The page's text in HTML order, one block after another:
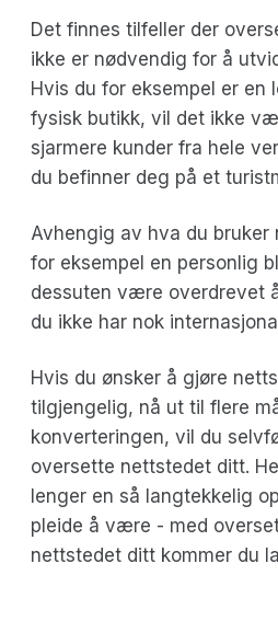
Det finnes tilfeller der
ikke er nødvendig for å
Hvis du for eksempel er en
fysisk butikk, vil det ikke
sjarmere kunder fra hele
du befinner deg på et
Avhengig av hva du
for eksempel en personlig
dessuten være overdrevet
du ikke har nok
Hvis du ønsker å gjøre
tilgjengelig, nå ut til flere
konverteringen, vil du
oversette nettstedet ditt.
lenger en så langtekkelig
pleide å være - med
nettstedet ditt kommer du